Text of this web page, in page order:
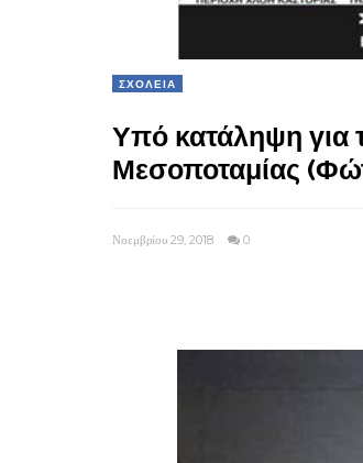
ΣΧΟΛΕΙΑ
Υπό κατάληψη για
Μεσοποταμίας
Νοεμβρίου 29, 2018 0